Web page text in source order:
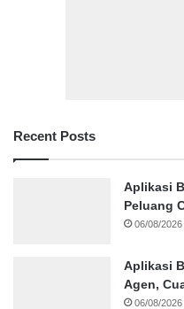
Recent Posts
Aplikasi
Peluang
06/08/2026
Aplikasi
Agen,
06/08/2026